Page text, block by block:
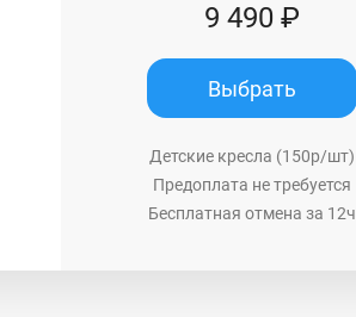
9 490 ₽
Выбрать
Детские кресла (150р/шт)
Предоплата не требуется
Бесплатная отмена за 12ч